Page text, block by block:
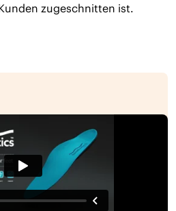
zugeschnitten ist.